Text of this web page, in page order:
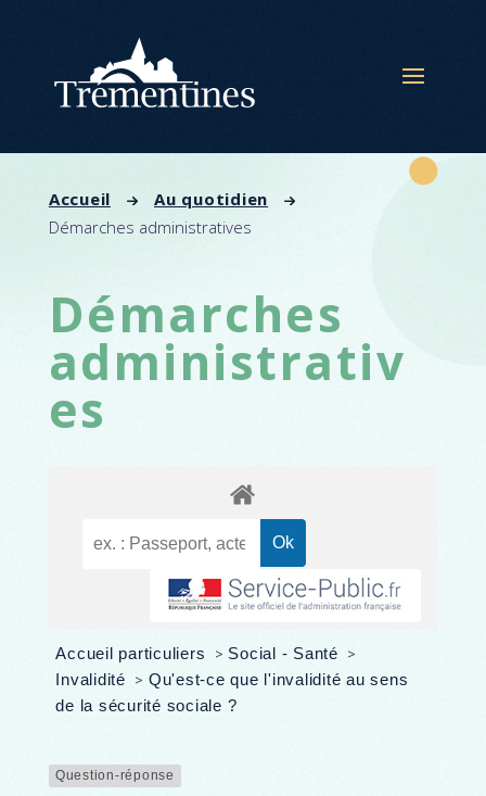
Accueil
Au quotidien
Démarches administratives
Démarches
administrativ
es
Accueil particuliers > Social - Santé >
Invalidité > Qu'est-ce que l'invalidité au sens
de la sécurité sociale ?
Question-réponse